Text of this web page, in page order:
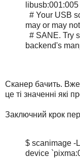
libusb:001:005
# Your USB
may or may
# SANE. Try
backend's
Сканер бачить.
це ті значенні які
Заключний крок
$ scanimage -L
device